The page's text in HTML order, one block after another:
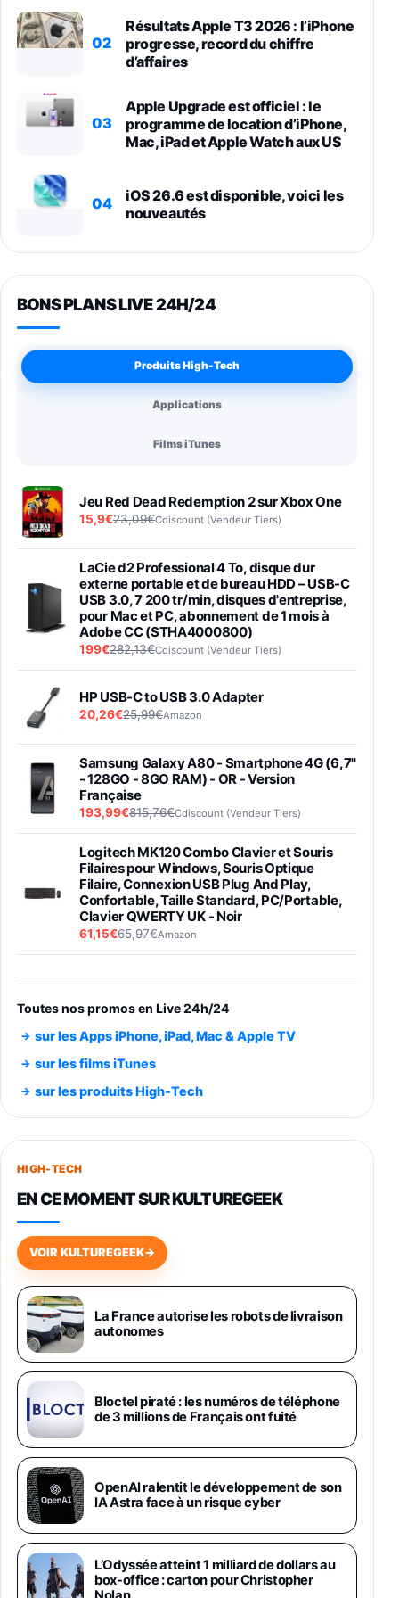
02
Résultats Apple T3 2026 : l’iPhone
progresse, record du chiffre
d’affaires
03
Apple Upgrade est officiel : le
programme de location d’iPhone,
Mac, iPad et Apple Watch aux US
04
iOS 26.6 est disponible, voici les
nouveautés
BONS PLANS LIVE 24H/24
Produits High-Tech
Applications
Films iTunes
Jeu Red Dead Redemption 2 sur Xbox One
15,9€23,09€Cdiscount (Vendeur Tiers)
LaCie d2 Professional 4 To, disque dur
externe portable et de bureau HDD – USB-C
USB 3.0, 7 200 tr/min, disques d'entreprise,
pour Mac et PC, abonnement de 1 mois à
Adobe CC (STHA4000800)
199€282,13€Cdiscount (Vendeur Tiers)
HP USB-C to USB 3.0 Adapter
20,26€25,99€Amazon
Samsung Galaxy A80 - Smartphone 4G (6,7''
- 128GO - 8GO RAM) - OR - Version
Française
193,99€815,76€Cdiscount (Vendeur Tiers)
Logitech MK120 Combo Clavier et Souris
Filaires pour Windows, Souris Optique
Filaire, Connexion USB Plug And Play,
Confortable, Taille Standard, PC/Portable,
Clavier QWERTY UK - Noir
61,15€65,97€Amazon
entraénement direct 3 vitesses (33-45-78
trs/min) avec pre-ampli intégré et port USB
Smartphone SAMSUNG Galaxy S26 Ultra
891,99€1199€Fnac (Vendeur Tiers)
Smartphone SAMSUNG Galaxy S26+ Violet
749,99€
648,63€834,71€
Samsung Galaxy Miracle Ultra, Smartphone
Android 5G avec Galaxy AI, 512 Go,
Chargeur Secteur Rapide 25W Inclus,
Smartphone déverrouillé, Noir, Version FR
1019€
Galaxy S26 Ultra 512 Go Bleu
1019€1399€Fnac (Vendeur Tiers)
Galaxy S26 Ultra 256 Go Violet
892€1199€Fnac (Vendeur Tiers)
Philips SHK2000BL - Casque Enfant - Bleu &
Répartiteur Audio 5 Casques, Blanc
24,94€29,96€Fnac (Vendeur Tiers)
Toutes nos promos en Live 24h/24
sur les Apps iPhone, iPad, Mac & Apple TV
sur les films iTunes
sur les produits High-Tech
HIGH-TECH
EN CE MOMENT SUR KULTUREGEEK
VOIR KULTUREGEEK→
La France autorise les robots de livraison
autonomes
Bloctel piraté : les numéros de téléphone
de 3 millions de Français ont fuité
OpenAI ralentit le développement de son
IA Astra face à un risque cyber
L’Odyssée atteint 1 milliard de dollars au
box-office : carton pour Christopher